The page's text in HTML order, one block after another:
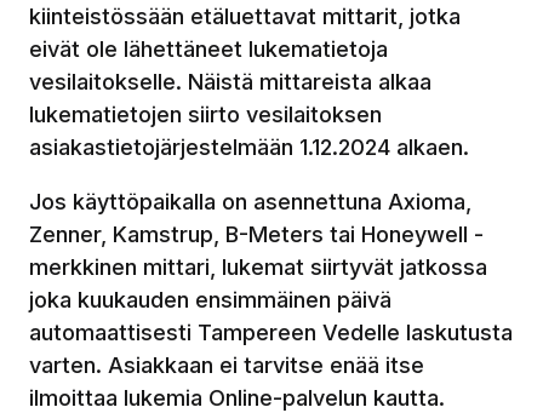
kiinteistössään etäluettavat mittarit, jotka
eivät ole lähettäneet lukematietoja
vesilaitokselle. Näistä mittareista alkaa
lukematietojen siirto vesilaitoksen
asiakastietojärjestelmään 1.12.2024 alkaen.
Jos käyttöpaikalla on asennettuna Axioma,
Zenner, Kamstrup, B-Meters tai Honeywell -
merkkinen mittari, lukemat siirtyvät jatkossa
joka kuukauden ensimmäinen päivä
automaattisesti Tampereen Vedelle laskutusta
varten. Asiakkaan ei tarvitse enää itse
ilmoittaa lukemia Online-palvelun kautta.